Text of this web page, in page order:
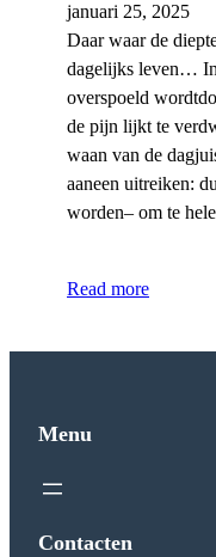
januari 25, 2025
Daar waar de
dagelijks leven…
overspoeld
de pijn lijkt te
waan van de
aaneen uitreiken:
worden– om te
Read more
Menu
Contacten